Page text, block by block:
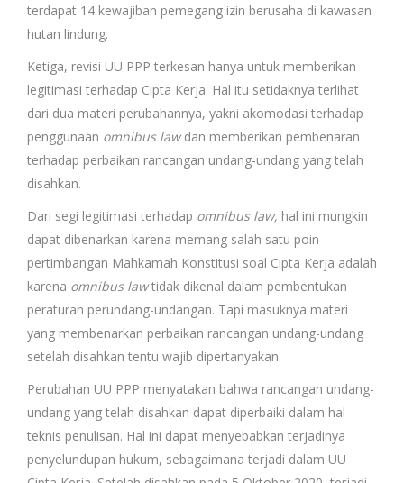
terdapat 14 kewajiban pemegang izin berusaha di kawasan
hutan lindung.
Ketiga, revisi UU PPP terkesan hanya untuk memberikan
legitimasi terhadap Cipta Kerja. Hal itu setidaknya terlihat
dari dua materi perubahannya, yakni akomodasi terhadap
penggunaan omnibus lawdan memberikan pembenaran
terhadap perbaikan rancangan undang-undang yang telah
disahkan.
Dari segi legitimasi terhadap omnibus law, hal ini mungkin
dapat dibenarkan karena memang salah satu poin
pertimbangan Mahkamah Konstitusi soal Cipta Kerja adalah
karena omnibus lawtidak dikenal dalam pembentukan
peraturan perundang-undangan. Tapi masuknya materi
yang membenarkan perbaikan rancangan undang-undang
setelah disahkan tentu wajib dipertanyakan.
Perubahan UU PPP menyatakan bahwa rancangan undang-
undang yang telah disahkan dapat diperbaiki dalam hal
teknis penulisan. Hal ini dapat menyebabkan terjadinya
penyelundupan hukum, sebagaimana terjadi dalam UU